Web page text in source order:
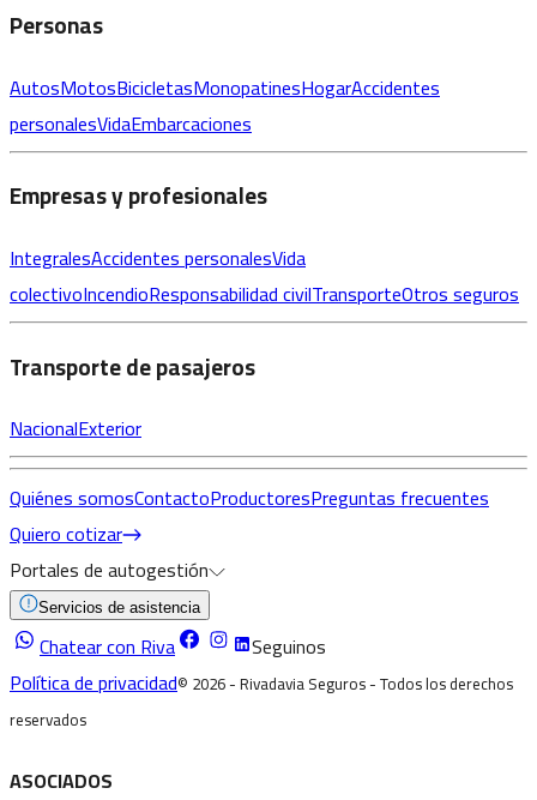
Personas
AutosMotosBicicletasMonopatinesHogarAccidentes
personalesVidaEmbarcaciones
Empresas y profesionales
IntegralesAccidentes personalesVida
colectivoIncendioResponsabilidad civilTransporteOtros seguros
Transporte de pasajeros
NacionalExterior
Quiénes somosContactoProductoresPreguntas frecuentes
Quiero cotizar
Portales de autogestión
Servicios de asistencia
Chatear con Riva
Seguinos
Política de privacidad© 2026- Rivadavia Seguros - Todos los derechos
reservados
ASOCIADOS